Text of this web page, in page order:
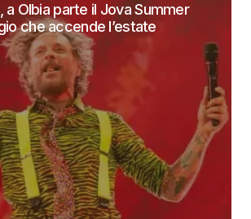
a Olbia parte il Jova Summer
che accende l’estate